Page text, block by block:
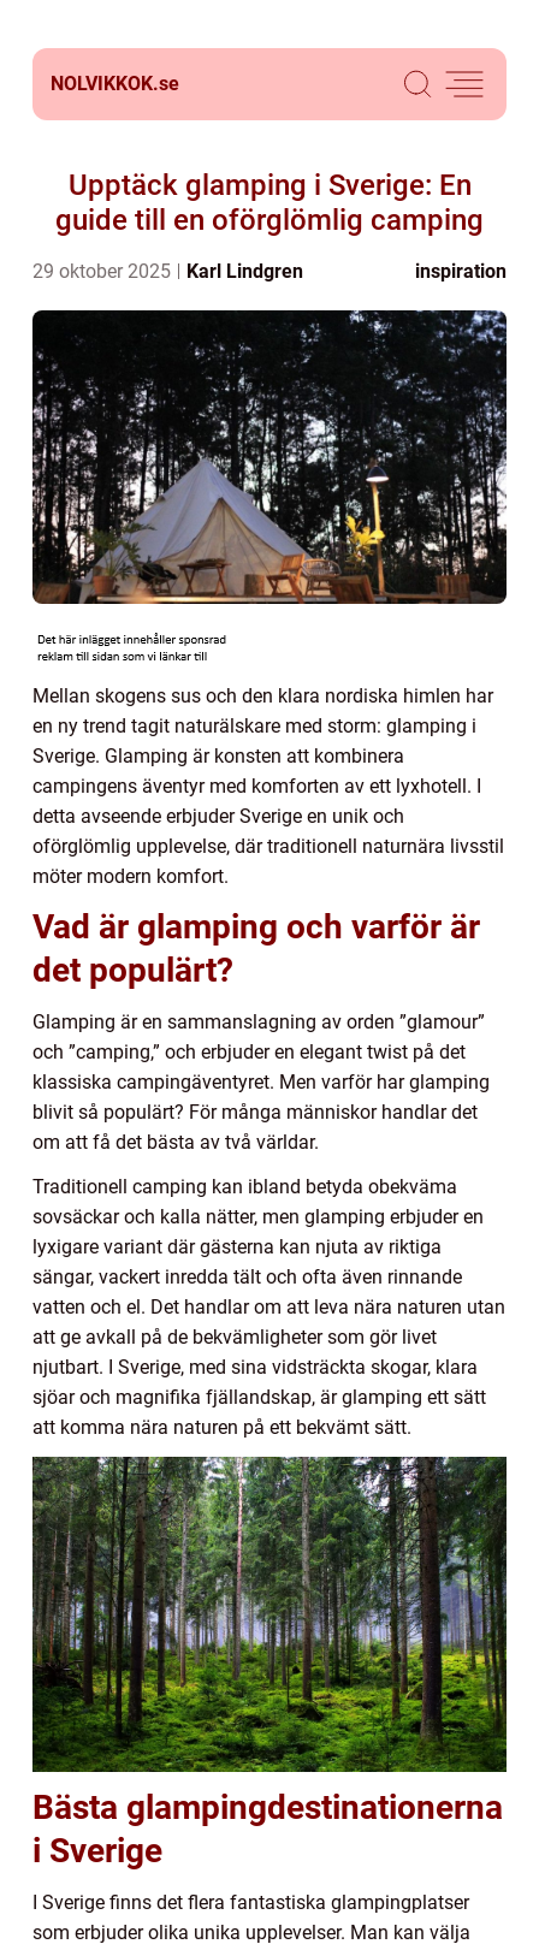
NOLVIKKOK.se
Upptäck glamping i Sverige: En
guide till en oförglömlig camping
29 oktober 2025 Karl Lindgren inspiration
Mellan skogens sus och den klara nordiska himlen har
en ny trend tagit naturälskare med storm: glamping i
Sverige. Glamping är konsten att kombinera
campingens äventyr med komforten av ett lyxhotell. I
detta avseende erbjuder Sverige en unik och
oförglömlig upplevelse, där traditionell naturnära livsstil
möter modern komfort.
Vad är glamping och varför är
det populärt?
Glamping är en sammanslagning av orden ”glamour”
och ”camping,” och erbjuder en elegant twist på det
klassiska campingäventyret. Men varför har glamping
blivit så populärt? För många människor handlar det
om att få det bästa av två världar.
Traditionell camping kan ibland betyda obekväma
sovsäckar och kalla nätter, men glamping erbjuder en
lyxigare variant där gästerna kan njuta av riktiga
sängar, vackert inredda tält och ofta även rinnande
vatten och el. Det handlar om att leva nära naturen utan
att ge avkall på de bekvämligheter som gör livet
njutbart. I Sverige, med sina vidsträckta skogar, klara
sjöar och magnifika fjällandskap, är glamping ett sätt
att komma nära naturen på ett bekvämt sätt.
Bästa glampingdestinationerna
i Sverige
I Sverige finns det flera fantastiska glampingplatser
som erbjuder olika unika upplevelser. Man kan välja